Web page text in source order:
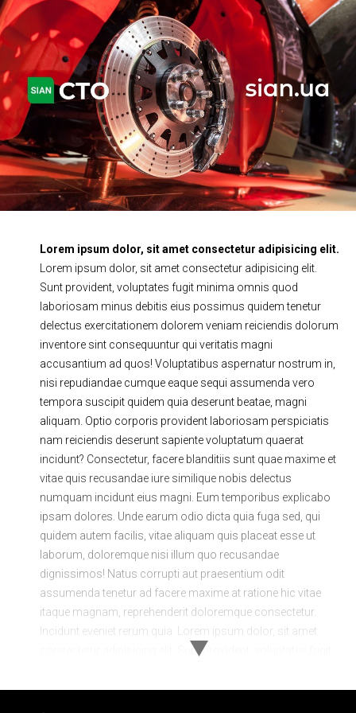
Ходовая часть Сцепление
ГРМ Шиномонтаж
Запчасти Двигатель
Тормозная система Замена Ремней
Lorem ipsum dolor, sit amet consectetur adipisicing elit.
Lorem ipsum dolor, sit amet consectetur adipisicing elit.
Sunt provident, voluptates fugit minima omnis quod
laboriosam minus debitis eius possimus quidem tenetur
delectus exercitationem dolorem veniam reiciendis dolorum
inventore sint consequuntur qui veritatis magni
accusantium ad quos! Voluptatibus aspernatur nostrum in,
nisi repudiandae cumque eaque sequi assumenda vero
tempora suscipit quidem quia deserunt beatae, magni
aliquam. Optio corporis provident laboriosam perspiciatis
nam reiciendis deserunt sapiente voluptatum quaerat
incidunt? Consectetur, facere blanditiis sunt quae maxime et
vitae quis recusandae iure similique nobis delectus
numquam incidunt eius magni. Eum temporibus explicabo
ipsam dolores. Unde earum odio dicta quia fuga sed, qui
quidem autem facilis, vitae aliquam quis placeat esse ut
laborum, doloremque nisi illum quo recusandae
dignissimos! Natus corrupti aut praesentium odit
assumenda tenetur ad facere maxime at ratione hic vitae
itaque magnam, reprehenderit doloremque consectetur.
Incidunt eveniet rerum quia. Lorem ipsum dolor, sit amet
consectetur adipisicing elit. Sunt provident, voluptates fugit
possimus quidem tenetur delectus exercitationem dolorem